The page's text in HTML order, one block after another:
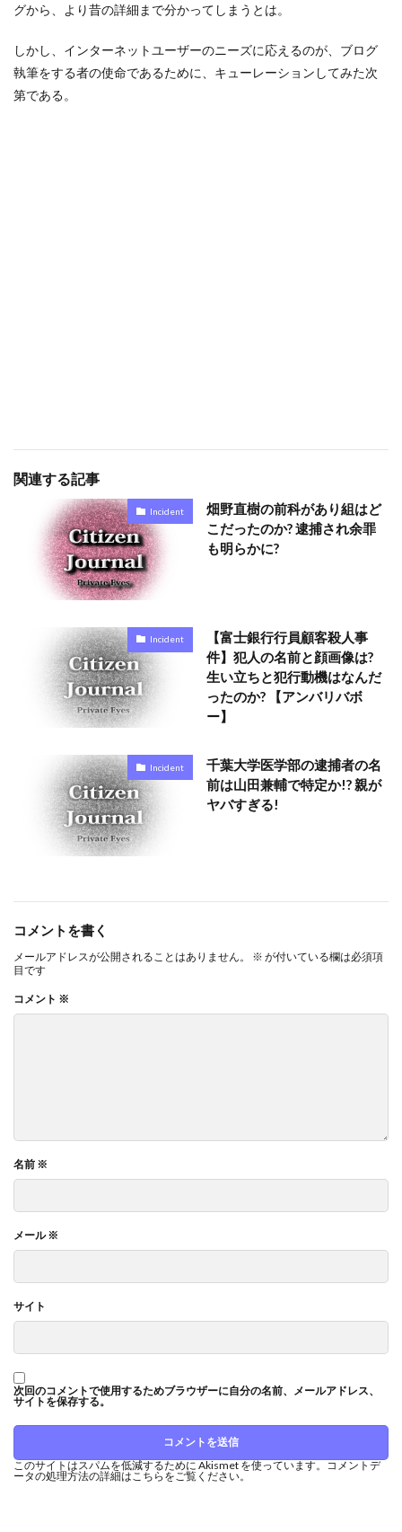
グから、より昔の詳細まで分かってしまうとは。
しかし、インターネットユーザーのニーズに応えるのが、ブログ
執筆をする者の使命であるために、キューレーションしてみた次
第である。
関連する記事
Incident
畑野直樹の前科があり組はど
こだったのか? 逮捕され余罪
も明らかに?
Incident
【富士銀行行員顧客殺人事
件】犯人の名前と顔画像は?
生い立ちと犯行動機はなんだ
ったのか? 【アンバリバボ
ー】
Incident
千葉大学医学部の逮捕者の名
前は山田兼輔で特定か!? 親が
ヤバすぎる!
コメントを書く
メールアドレスが公開されることはありません。 ※ が付いている欄は必須項
目です
コメント ※
名前 ※
メール※
サイト
次回のコメントで使用するためブラウザーに自分の名前、メールアドレス、
サイトを保存する。
このサイトはスパムを低減するために Akismet を使っています。
コメントデ
ータの処理方法の詳細はこちらをご覧ください。